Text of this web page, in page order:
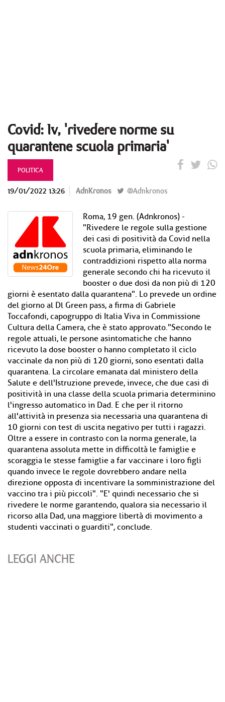
Covid: Iv, 'rivedere norme su
quarantene scuola primaria'
POLITICA
19/01/2022 13:26 AdnKronos @Adnkronos
Roma, 19 gen. (Adnkronos) -
"Rivedere le regole sulla gestione
dei casi di positività da Covid nella
scuola primaria, eliminando le
contraddizioni rispetto alla norma
generale secondo chi ha ricevuto il
booster o due dosi da non più di 120
giorni è esentato dalla quarantena". Lo prevede un ordine
del giorno al Dl Green pass, a firma di Gabriele
Toccafondi, capogruppo di Italia Viva in Commissione
Cultura della Camera, che è stato approvato."Secondo le
regole attuali, le persone asintomatiche che hanno
ricevuto la dose booster o hanno completato il ciclo
vaccinale da non più di 120 giorni, sono esentati dalla
quarantena. La circolare emanata dal ministero della
Salute e dell'Istruzione prevede, invece, che due casi di
positività in una classe della scuola primaria determinino
l'ingresso automatico in Dad. E che per il ritorno
all'attività in presenza sia necessaria una quarantena di
10 giorni con test di uscita negativo per tutti i ragazzi.
Oltre a essere in contrasto con la norma generale, la
quarantena assoluta mette in difficoltà le famiglie e
scoraggia le stesse famiglie a far vaccinare i loro figli
quando invece le regole dovrebbero andare nella
direzione opposta di incentivare la somministrazione del
vaccino tra i più piccoli". "E' quindi necessario che si
rivedere le norme garantendo, qualora sia necessario il
ricorso alla Dad, una maggiore libertà di movimento a
studenti vaccinati o guarditi", conclude.
LEGGI ANCHE